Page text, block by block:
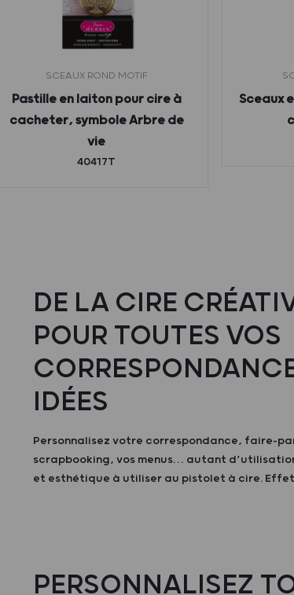
SCEAUX ROND MOTIF
Pastille en laiton pour cire à
cacheter, symbole Arbre de
vie
40417T
Sceaux
DE LA CIRE
POUR TOUTES VOS
IDÉES
Personnalisez votre correspondance, faire-
scrapbooking, vos menus… autant
et esthétique à utiliser au pistolet à cire.
PERSONNALISEZ